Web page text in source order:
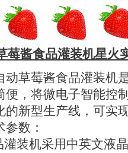
莓酱食品灌装机星火
草莓酱食品灌装机
便，将微电子智能控
的新型生产线，可实
数：
机采用中英文液晶